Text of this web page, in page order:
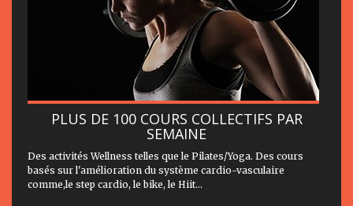
PLUS DE 100 COURS COLLECTIFS PAR
SEMAINE
Des activités Wellness telles que le Pilates/Yoga. Des cours
basés sur l'amélioration du système cardio-vasculaire
comme,le step cardio, le bike, le Hiit...